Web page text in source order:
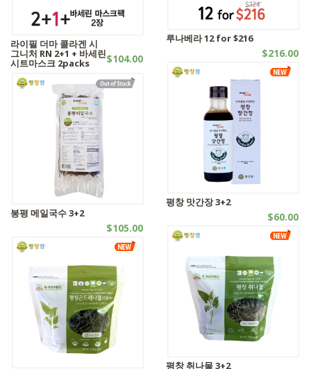
루나베라 12 for $216
$216.00
기타제품 | SALES
라이필 더마 콜라겐 시
그니처 RN 2+1 + 바세린
시트마스크 2packs $104.00
캡슐시리즈 | SALES
평창 맛간장 3+2
$60.00
자연식품 | SALES
봉평 메일국수 3+2
$105.00
자연식품 | SALES
평창 취나물 3+2